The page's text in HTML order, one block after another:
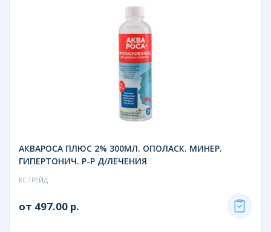
АКВАРОСА ПЛЮС 2% 300МЛ. ОПОЛАСК. МИНЕР.
ГИПЕРТОНИЧ. Р-Р Д/ЛЕЧЕНИЯ
КС-ТРЕЙД
от 497.00 р.